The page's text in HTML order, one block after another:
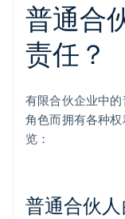
普通合
责任？
有限合伙企业中
角色而拥有各种
览：
普通合伙